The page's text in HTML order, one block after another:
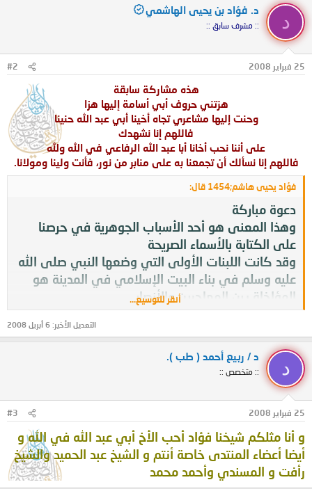
د
د. فؤاد بن يحيى الهاشمي
:: مشرف سابق ::
25 فبراير 2008 #2
هذه مشاركة سابقة
هزتني حروف أبي أسامة إليها هزا
وحنت إليها مشاعري تجاه أخينا أبي عبد الله حنينا
فاللهم إنا نشهدك
على أننا نحب أخانا أبا عبد الله الرفاعي في الله ولله
فاللهم إنا نسألك أن تجمعنا به على منابر من نور، فأنت ولينا ومولانا.
فؤاد يحيى هاشم;1454 قال:
دعوة مباركة
وهذا المعنى هو أحد الأسباب الجوهرية في حرصنا
على الكتابة بالأسماء الصريحة
وقد كانت اللبنات الأولى التي وضعها النبي صلى الله
عليه وسلم في بناء البيت الإسلامي في المدينة هو
المؤاخاة بين المهاجرين والأنصار
فكانت معدودة من منن الله سبحانه وتعالى إذ قال:
{وَاذْكُرُواْ نِعْمَتَ اللّهِ عَلَيْكُمْ إِذْ كُنتُمْ أَعْدَاء فَأَلَّفَ بَيْنَ
قُلُوبِكُمْ فَأَصْبَحْتُم بِنِعْمَتِهِ إِخْوَاناً} [آل عمران:103].
سبحانه: {وَأَلَّفَ بَيْنَ قُلُوبِهِمْ لَوْ أَنفَقْتَ مَا فِي الأَرْضِ جَمِيعاً
مَّا أَلَّفَتْ بَيْنَ قُلُوبِهِمْ وَلَـكِنَّ اللّهَ أَلَّفَ بَيْنَهُمْ} [الأنفال:63].
فاللهم ألف بين قلوبنا كما ألفت بين قلوب أصحاب
النبي صلى الله عليه وسلم.
لفتة:
خلقت ألوفا لو رجعت إلى الصبا
أنقر للتوسيع...
التعديل الأخير: 6 أبريل 2008
د
د / ربيع أحمد ( طب ).
:: متخصص ::
25 فبراير 2008 #3
و أنا مثلكم شيخنا فؤاد أحب الأخ أبي عبد الله في الله و
أيضا أعضاء المنتدى خاصة أنتم و الشيخ عبد الحميد والشيخ
رأفت و المسندي وأحمد محمد